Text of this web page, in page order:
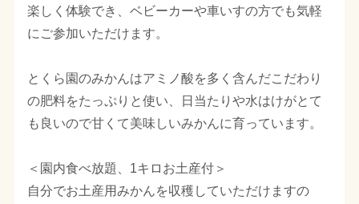
楽しく体験でき、ベビーカーや車いすの方でも気軽
にご参加いただけます。
とくら園のみかんはアミノ酸を多く含んだこだわり
の肥料をたっぷりと使い、日当たりや水はけがとて
も良いので甘くて美味しいみかんに育っています。
＜園内食べ放題、1キロお土産付＞
自分でお土産用みかんを収穫していただけますの